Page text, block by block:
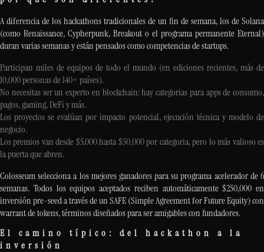
A diferencia de los hackathons tradicionales de un fin de semana, los de Solana
(como Renaissance, Cypherpunk, Breakout o el programa permanente Eternal)
duran varias semanas y están pensados como competencias de startups.
Participan miles de equipos de todo el mundo (en ediciones recientes, más de
10,000 personas de 140+ países).
No necesitas ser un experto en blockchain: hay categorias para apps de consumo,
pagos, gaming, DeFi y más.
Los proyectos se evalúan por impacto potencial, ejecución técnica y modelo de
negocio.
Los premios van desde $5,000 hasta $50,000 por categoria, pero lo más valioso es
la puerta que abren.
Colosseum selecciona a los mejores ganadores para su programa acelerador de 6
semanas. Todos los equipos aceptados reciben automáticamente $250,000 en
inversión pre-seed a través de un SAFE (Simple Agreement for Future Equity) con
warrant de tokens, términos diseñados para ser amigables con fundadores.
El camino típico: del hackathon a la
inversión